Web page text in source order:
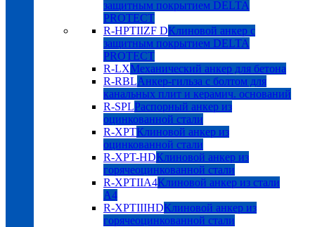
защитным покрытием DELTA
PROTECT
R-HPTIIZF DКлиновой анкер с
защитным покрытием DELTA
PROTECT
R-LXМеханический анкер для бетона
R-RBLАнкер-гильза с болтом для
канальных плит и керамич. оснований
R-SPLРаспорный анкер из
оцинкованной стали
R-XPTКлиновой анкер из
оцинкованной стали
R-XPT-HDКлиновой анкер из
горячеоцинкованной стали
R-XPTIIA4Клиновой анкер из стали
А4
R-XPTIIIHDКлиновой анкер из
горячеоцинкованной стали